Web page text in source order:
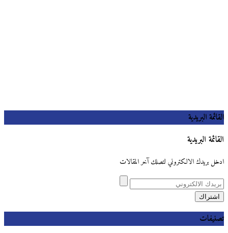
القائمة البريدية
القائمة البريدية
ادخل بريدك الالكتروني لتصلك آخر المقالات
تصنيفات